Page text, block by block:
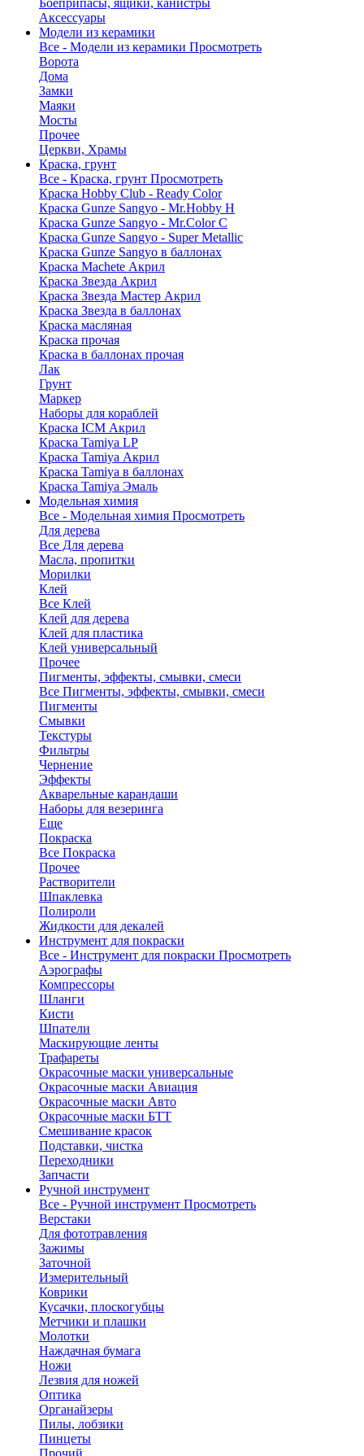
Боеприпасы, ящики, канистры
Аксессуары
Модели из керамики
Все - Модели из керамики Просмотреть
Ворота
Дома
Замки
Маяки
Мосты
Прочее
Церкви, Храмы
Краска, грунт
Все - Краска, грунт Просмотреть
Краска Hobby Club - Ready Color
Краска Gunze Sangyo - Mr.Hobby H
Краска Gunze Sangyo - Mr.Color C
Краска Gunze Sangyo - Super Metallic
Краска Gunze Sangyo в баллонах
Краска Machete Акрил
Краска Звезда Акрил
Краска Звезда Мастер Акрил
Краска Звезда в баллонах
Краска масляная
Краска прочая
Краска в баллонах прочая
Лак
Грунт
Маркер
Наборы для кораблей
Краска ICM Акрил
Краска Tamiya LP
Краска Tamiya Акрил
Краска Tamiya в баллонах
Краска Tamiya Эмаль
Модельная химия
Все - Модельная химия Просмотреть
Для дерева
Все Для дерева
Масла, пропитки
Морилки
Клей
Все Клей
Клей для дерева
Клей для пластика
Клей универсальный
Прочее
Пигменты, эффекты, смывки, смеси
Все Пигменты, эффекты, смывки, смеси
Пигменты
Смывки
Текстуры
Фильтры
Чернение
Эффекты
Акварельные карандаши
Наборы для везеринга
Еще
Покраска
Все Покраска
Прочее
Растворители
Шпаклевка
Полироли
Жидкости для декалей
Инструмент для покраски
Все - Инструмент для покраски Просмотреть
Аэрографы
Компрессоры
Шланги
Кисти
Шпатели
Маскирующие ленты
Трафареты
Окрасочные маски универсальные
Окрасочные маски Авиация
Окрасочные маски Авто
Окрасочные маски БТТ
Смешивание красок
Подставки, чистка
Переходники
Запчасти
Ручной инструмент
Все - Ручной инструмент Просмотреть
Верстаки
Для фототравления
Зажимы
Заточной
Измерительный
Коврики
Кусачки, плоскогубцы
Метчики и плашки
Молотки
Наждачная бумага
Ножи
Лезвия для ножей
Оптика
Органайзеры
Пилы, лобзики
Пинцеты
Прочий